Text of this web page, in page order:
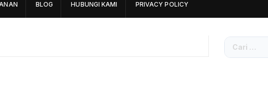
BLOG HUBUNGI KAMI PRIVACY POLICY
Cari
untuk: